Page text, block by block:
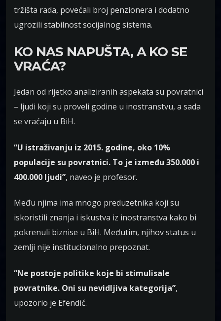
tržišta rada, povećali broj penzionera i dodatno
ugrozili stabilnost socijalnog sistema.
KO NAS NAPUŠTA, A KO SE
VRAĆA?
Jedan od rijetko analiziranih aspekata su povratnici
– ljudi koji su proveli godine u inostranstvu, a sada
se vraćaju u BiH.
“U istraživanju iz 2015. godine, oko 10%
populacije su povratnici. To je između 350.000 i
400.000 ljudi”, naveo je profesor.
Među njima ima mnogo preduzetnika koji su
iskoristili znanja i iskustva iz inostranstva kako bi
pokrenuli biznise u BiH. Međutim, njihov status u
zemlji nije institucionalno prepoznat.
“Ne postoje politike koje bi stimulisale
povratnike. Oni su nevidljiva kategorija”,
upozorio je Efendić.